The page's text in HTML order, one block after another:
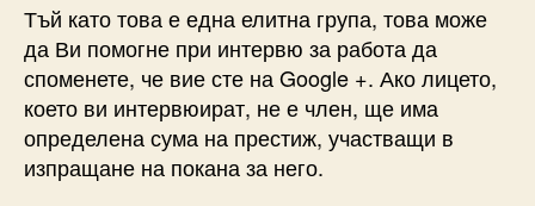
Тъй като това е една елитна група, това може
да Ви помогне при интервю за работа да
споменете, че вие сте на Google +. Ако лицето,
което ви интервюират, не е член, ще има
определена сума на престиж, участващи в
изпращане на покана за него.